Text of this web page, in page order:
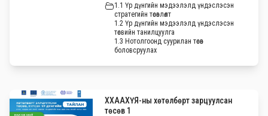
1.1 Үр дүнгийн мэдээлэлд үндэслэсэн
стратегийн төсөвлөлт
1.2 Үр дүнгийн мэдээлэлд үндэслэсэн
төсвийн танилцуулга
1.3 Нотолгоонд суурилан төсөв
боловсруулах
ХХААХҮЯ-ны хөтөлбөрт зарцуулсан
төсөв 1